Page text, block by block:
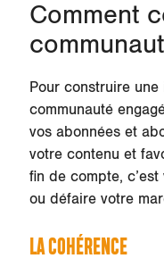
Comment
Pour construire
communauté
vos abonnées et
votre contenu et
fin de compte,
ou défaire votre
LA COHÉRENCE